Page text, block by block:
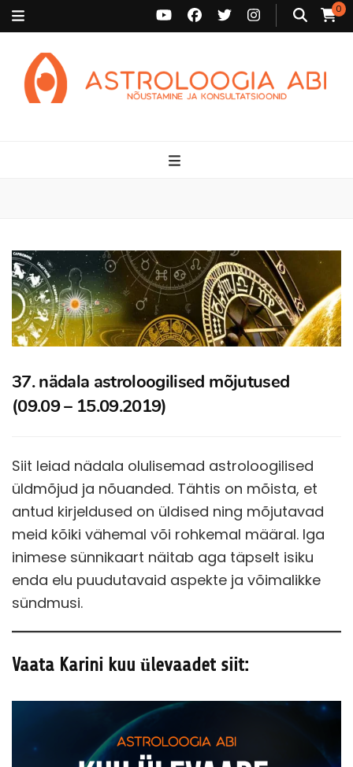
0
37. nädala astroloogilised mõjutused
(09.09 – 15.09.2019)
Siit leiad nädala olulisemad astroloogilised
üldmõjud ja nõuanded. Tähtis on mõista, et
antud kirjeldused on üldised ning mõjutavad
meid kõiki vähemal või rohkemal määral. Iga
inimese sünnikaart näitab aga täpselt isiku
enda elu puudutavaid aspekte ja võimalikke
sündmusi.
Vaata Karini kuu ülevaadet siit: